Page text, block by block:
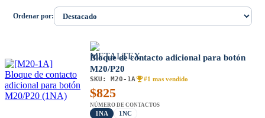
Ordenar por:
Bloque de contacto adicional para botón
M20/P20
SKU: M20-1A #1 mas vendido
$825
NÚMERO DE CONTACTOS
1NA 1NC